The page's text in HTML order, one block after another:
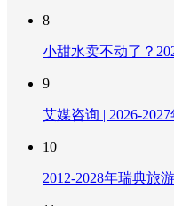
8
小甜水卖不动了？
9
艾媒咨询 | 2026-
10
2012-2028年瑞典旅